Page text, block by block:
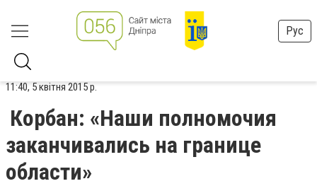
Рус
11:40, 5 квітня 2015 р.
Корбан: «Наши полномочия
заканчивались на границе
области»